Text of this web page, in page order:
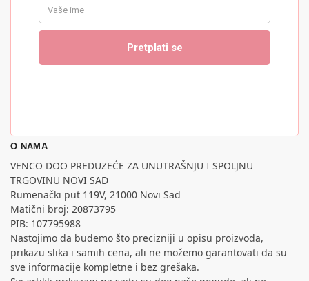
O NAMA
VENCO DOO PREDUZEĆE ZA UNUTRAŠNJU I SPOLJNU
TRGOVINU NOVI SAD
Rumenački put 119V, 21000 Novi Sad
Matični broj: 20873795
PIB: 107795988
Nastojimo da budemo što precizniji u opisu proizvoda,
prikazu slika i samih cena, ali ne možemo garantovati da su
sve informacije kompletne i bez grešaka.